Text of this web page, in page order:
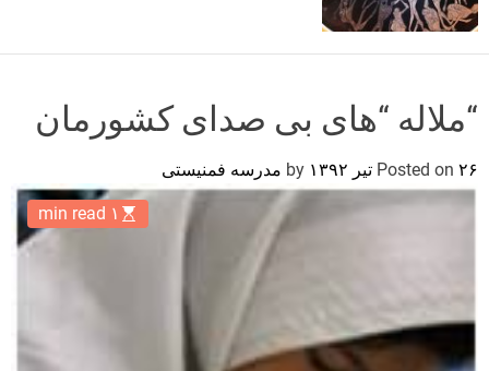
e
“ملاله “های بی صدای کشورمان
Posted on ۲۶ تیر ۱۳۹۲ مدرسه فمنیستی
۱ min read